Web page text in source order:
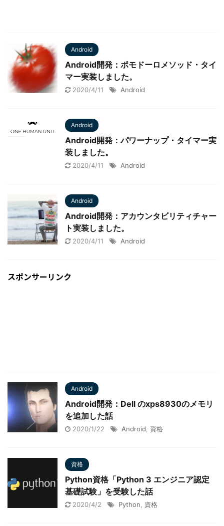
Android
Android開発：ポモドーロメソッド・タイ
マー実装しました。
2020/4/11 Android
Android
Android開発：パワーナップ・タイマー実
装しました。
2020/4/11 Android
Android
Android開発：アカウンタビリティチャー
ト実装しました。
2020/4/11 Android
スポンサーリンク
Android
Android開発：Dell のxps8930のメモリ
を追加した話
2020/1/22 Android 資格
資格
Python資格「Python 3 エンジニア認定
基礎試験」を受験した話
2020/4/2 Python 資格